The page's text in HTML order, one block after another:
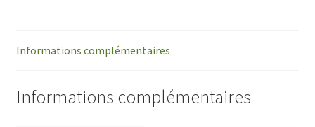
Informations complémentaires
Informations complémentaires